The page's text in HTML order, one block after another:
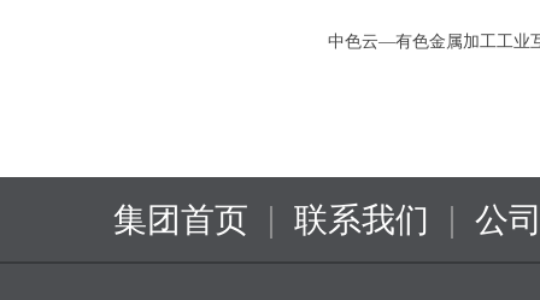
中色云—有色金属加工工业
集团首页 | 联系我们 | 公